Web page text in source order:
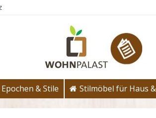
Epochen & Stile Stilmöbel für Haus